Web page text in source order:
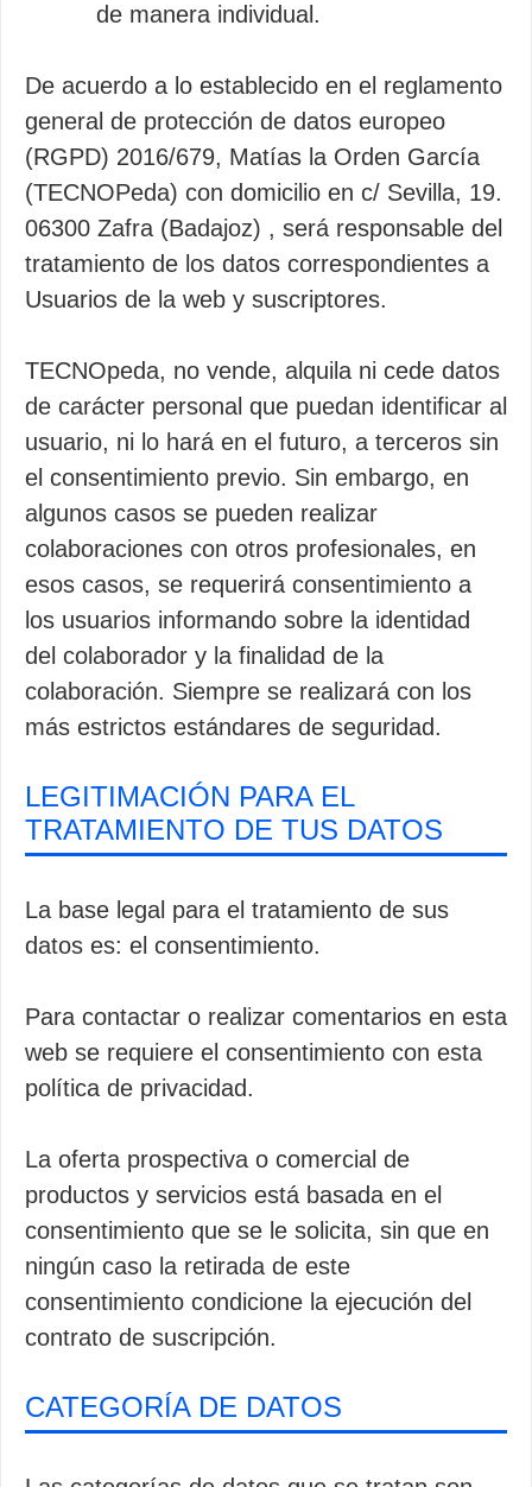
de manera individual.
De acuerdo a lo establecido en el reglamento
general de protección de datos europeo
(RGPD) 2016/679, Matías la Orden García
(TECNOPeda) con domicilio en c/ Sevilla, 19.
06300 Zafra (Badajoz) , será responsable del
tratamiento de los datos correspondientes a
Usuarios de la web y suscriptores.
TECNOpeda, no vende, alquila ni cede datos
de carácter personal que puedan identificar al
usuario, ni lo hará en el futuro, a terceros sin
el consentimiento previo. Sin embargo, en
algunos casos se pueden realizar
colaboraciones con otros profesionales, en
esos casos, se requerirá consentimiento a
los usuarios informando sobre la identidad
del colaborador y la finalidad de la
colaboración. Siempre se realizará con los
más estrictos estándares de seguridad.
LEGITIMACIÓN PARA EL
TRATAMIENTO DE TUS DATOS
La base legal para el tratamiento de sus
datos es: el consentimiento.
Para contactar o realizar comentarios en esta
web se requiere el consentimiento con esta
política de privacidad.
La oferta prospectiva o comercial de
productos y servicios está basada en el
consentimiento que se le solicita, sin que en
ningún caso la retirada de este
consentimiento condicione la ejecución del
contrato de suscripción.
CATEGORÍA DE DATOS